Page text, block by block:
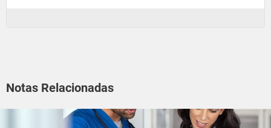
Notas Relacionadas